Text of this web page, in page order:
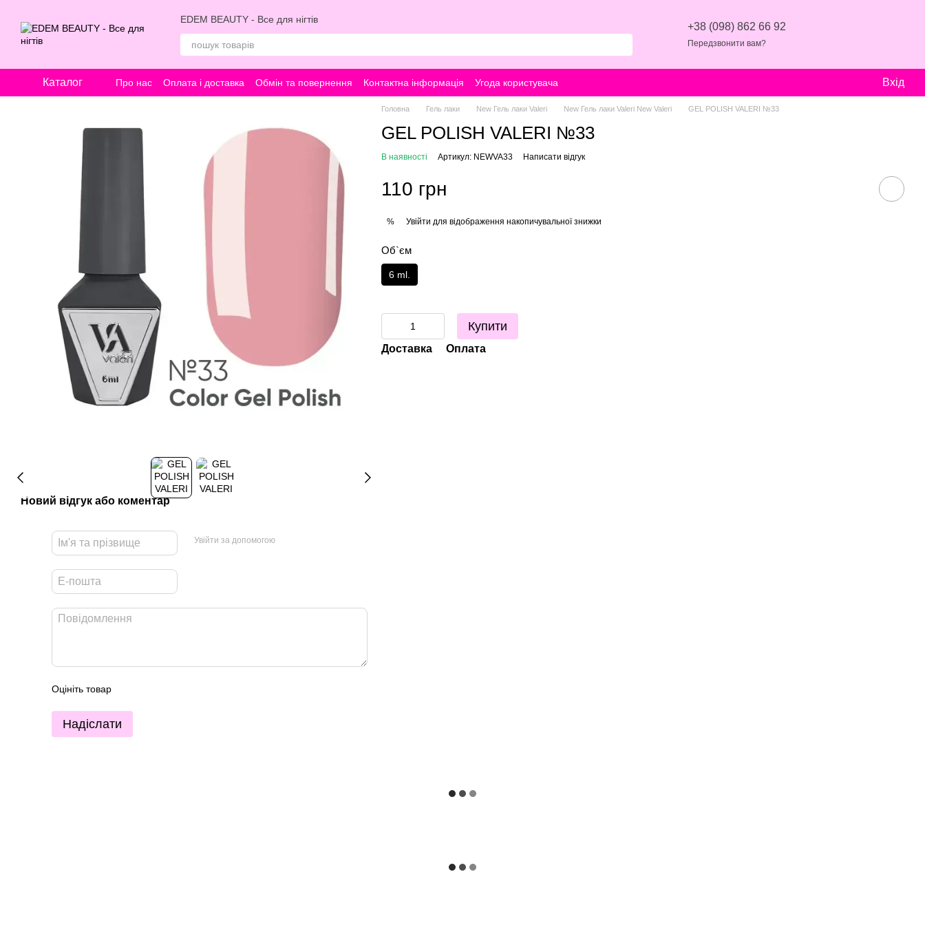
EDEM BEAUTY - Все для нігтів
+38 (098) 862 66 92
Передзвонити вам?
Каталог Про нас Оплата і доставка Обмін та повернення Контактна інформація Угода користувача Вхід
Новий відгук або коментар
Увійти за допомогою
Оцініть товар
Надіслати
Головна Гель лаки New Гель лаки Valeri New Гель лаки Valeri New Valeri GEL POLISH VALERI №33
GEL POLISH VALERI №33
В наявності Артикул: NEWVA33 Написати відгук
110 грн
% Увійти для відображення накопичувальної знижки
Об`єм
6 ml.
Купити
Доставка Оплата